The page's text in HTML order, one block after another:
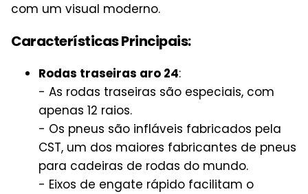
com um visual moderno.
Características Principais:
Rodas traseiras aro 24:
- As rodas traseiras são especiais, com
apenas 12 raios.
- Os pneus são infláveis fabricados pela
CST, um dos maiores fabricantes de pneus
para cadeiras de rodas do mundo.
- Eixos de engate rápido facilitam o